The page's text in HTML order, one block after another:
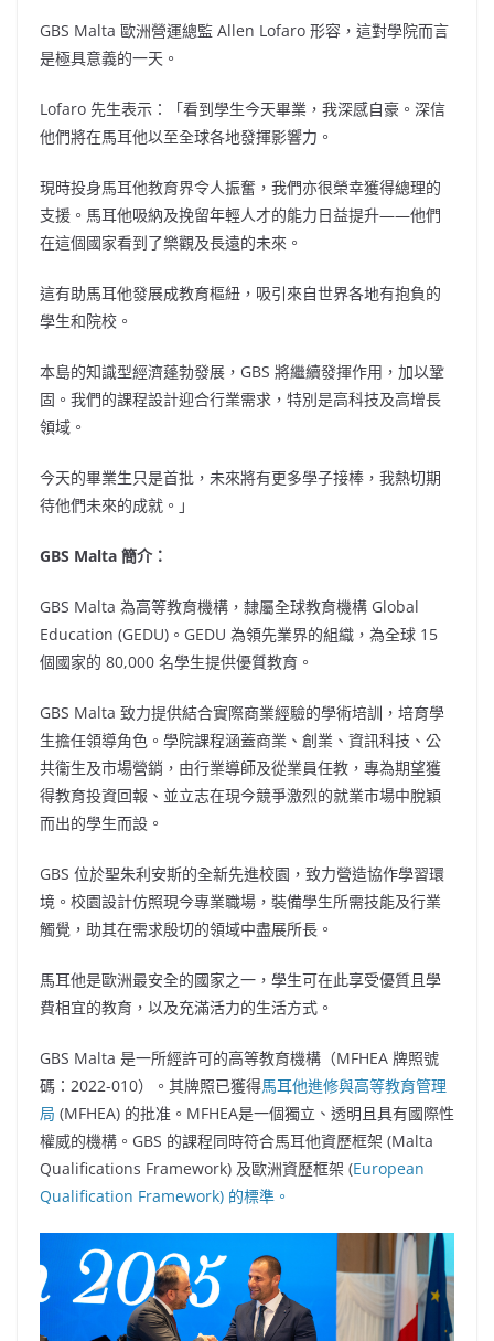
GBS Malta 歐洲營運總監 Allen Lofaro 形容，這對學院而言
是極具意義的一天。
Lofaro 先生表示：「看到學生今天畢業，我深感自豪。深信
他們將在馬耳他以至全球各地發揮影響力。
現時投身馬耳他教育界令人振奮，我們亦很榮幸獲得總理的
支援。馬耳他吸納及挽留年輕人才的能力日益提升——他們
在這個國家看到了樂觀及長遠的未來。
這有助馬耳他發展成教育樞紐，吸引來自世界各地有抱負的
學生和院校。
本島的知識型經濟蓬勃發展，GBS 將繼續發揮作用，加以鞏
固。我們的課程設計迎合行業需求，特別是高科技及高增長
領域。
今天的畢業生只是首批，未來將有更多學子接棒，我熱切期
待他們未來的成就。」
GBS Malta 簡介：
GBS Malta 為高等教育機構，隸屬全球教育機構 Global
Education (GEDU)。GEDU 為領先業界的組織，為全球 15
個國家的 80,000 名學生提供優質教育。
GBS Malta 致力提供結合實際商業經驗的學術培訓，培育學
生擔任領導角色。學院課程涵蓋商業、創業、資訊科技、公
共衞生及市場營銷，由行業導師及從業員任教，專為期望獲
得教育投資回報、並立志在現今競爭激烈的就業市場中脫穎
而出的學生而設。
GBS 位於聖朱利安斯的全新先進校園，致力營造協作學習環
境。校園設計仿照現今專業職場，裝備學生所需技能及行業
觸覺，助其在需求殷切的領域中盡展所長。
馬耳他是歐洲最安全的國家之一，學生可在此享受優質且學
費相宜的教育，以及充滿活力的生活方式。
GBS Malta 是一所經許可的高等教育機構（MFHEA 牌照號
碼：2022-010）。其牌照已獲得馬耳他進修與高等教育管理
局 (MFHEA) 的批准。MFHEA是一個獨立、透明且具有國際性
權威的機構。GBS 的課程同時符合馬耳他資歷框架 (Malta
Qualifications Framework) 及歐洲資歷框架 (European
Qualification Framework) 的標準。